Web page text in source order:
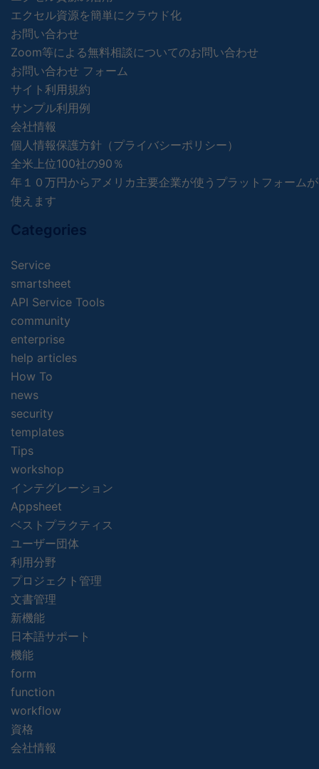
エクセル資源を簡単にクラウド化
お問い合わせ
Zoom等による無料相談についてのお問い合わせ
お問い合わせ フォーム
サイト利用規約
サンプル利用例
会社情報
個人情報保護方針（プライバシーポリシー）
全米上位100社の90％
年１０万円からアメリカ主要企業が使うプラットフォームが
使えます
Categories
Service
smartsheet
API Service Tools
community
enterprise
help articles
How To
news
security
templates
Tips
workshop
インテグレーション
Appsheet
ベストプラクティス
ユーザー団体
利用分野
プロジェクト管理
文書管理
新機能
日本語サポート
機能
form
function
workflow
資格
会社情報